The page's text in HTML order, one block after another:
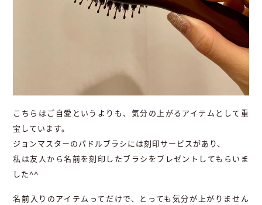
こちらはご自愛というよりも、気分の上がるアイテムとして重
宝しています。
ジョンマスターのパドルブラシには刻印サービスがあり、
私は友人から名前を刻印したブラシをプレゼントしてもらいま
した^^
名前入りのアイテムってだけで、とっても気分が上がりません